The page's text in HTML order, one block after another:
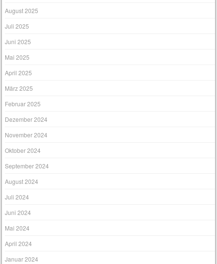
August 2025
Juli 2025
Juni 2025
Mai 2025
April 2025
März 2025
Februar 2025
Dezember 2024
November 2024
Oktober 2024
September 2024
August 2024
Juli 2024
Juni 2024
Mai 2024
April 2024
Januar 2024